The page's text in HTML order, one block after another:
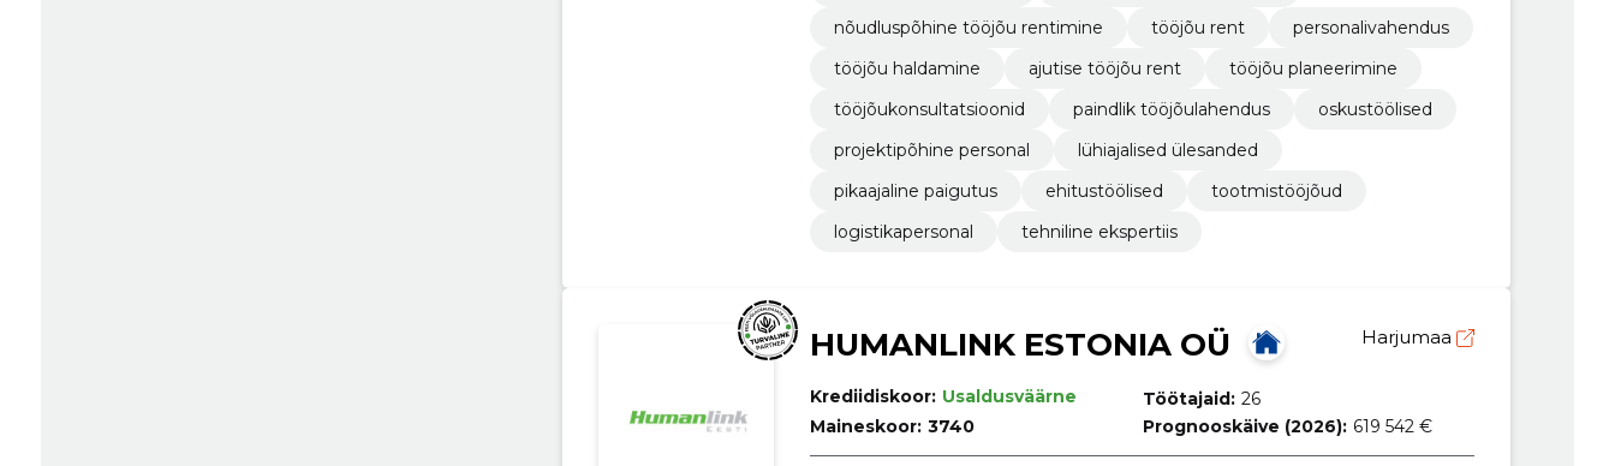
nõudluspõhine tööjõu rentimine
tööjõu rent
personalivahendus
tööjõu haldamine
ajutise tööjõu rent
tööjõu planeerimine
tööjõukonsultatsioonid
paindlik tööjõulahendus
oskustöölised
projektipõhine personal
lühiajalised ülesanded
pikaajaline paigutus
ehitustöölised
tootmistööjõud
logistikapersonal
tehniline ekspertiis
HUMANLINK ESTONIA OÜ Harjumaa
Krediidiskoor: Usaldusväärne
Maineskoor: 3740
Töötajaid: 26
Prognooskäive (2026): 619 542 €